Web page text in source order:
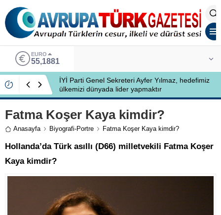
EURO
55,1881
İYİ Parti Genel Sekreteri Ayfer Yılmaz, hedefimiz
ülkemizi dünyada lider yapmaktır
Fatma Koşer Kaya kimdir?
Anasayfa Biyografi-Portre Fatma Koşer Kaya kimdir?
Hollanda’da Türk asıllı (D66) milletvekili Fatma Koşer
Kaya kimdir?